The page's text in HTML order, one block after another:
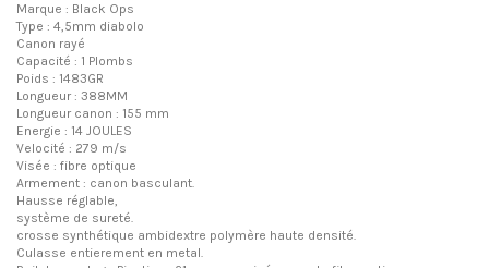
Marque : Black Ops
Type : 4,5mm diabolo
Canon rayé
Capacité : 1 Plombs
Poids : 1483GR
Longueur : 388MM
Longueur canon : 155 mm
Energie : 14 JOULES
Velocité : 279 m/s
Visée : fibre optique
Armement : canon basculant.
Hausse réglable,
système de sureté.
crosse synthétique ambidextre polymère haute densité.
Culasse entierement en metal.